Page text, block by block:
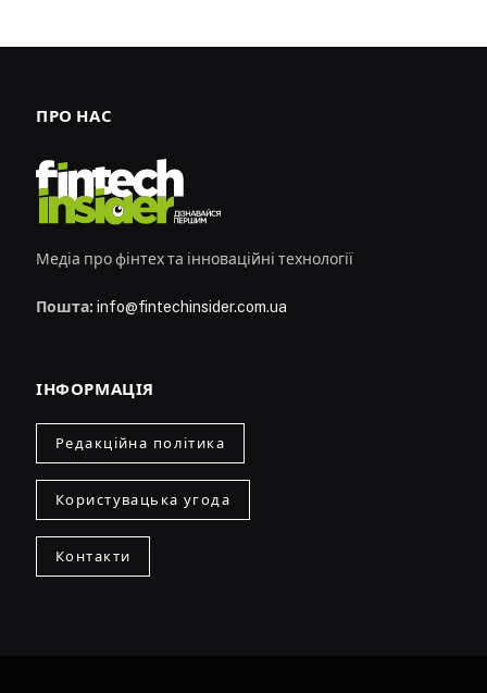
ПРО НАС
Медіа про фінтех та інноваційні технології
Пошта: info@fintechinsider.com.ua
ІНФОРМАЦІЯ
Редакційна політика
Користувацька угода
Контакти